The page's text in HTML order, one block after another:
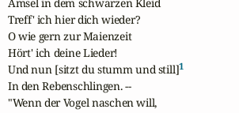
Amsel in dem schwarzen Kleid
Treff' ich hier dich wieder?
O wie gern zur Maienzeit
Hört' ich deine Lieder!
Und nun [sitzt du stumm und still]1
In den Rebenschlingen. --
"Wenn der Vogel naschen will,